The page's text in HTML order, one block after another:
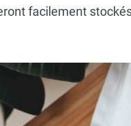
facilement